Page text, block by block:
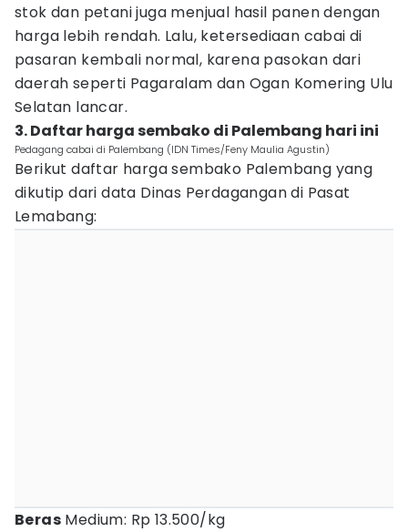
stok dan petani juga menjual hasil panen dengan
harga lebih rendah. Lalu, ketersediaan cabai di
pasaran kembali normal, karena pasokan dari
daerah seperti Pagaralam dan Ogan Komering Ulu
Selatan lancar.
3. Daftar harga sembako di Palembang hari ini
Pedagang cabai di Palembang (IDN Times/Feny Maulia Agustin)
Berikut daftar harga sembako Palembang yang
dikutip dari data Dinas Perdagangan di Pasat
Lemabang:
Beras Medium: Rp 13.500/kg